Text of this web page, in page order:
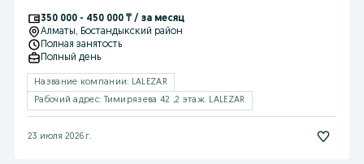
350 000 - 450 000 ₸ / за месяц
Алматы, Бостандыкский район
Полная занятость
Полный день
Название компании: LALEZAR
Рабочий адрес: Тимирязева 42 ,2 этаж. LALEZAR
23 июля 2026 г.